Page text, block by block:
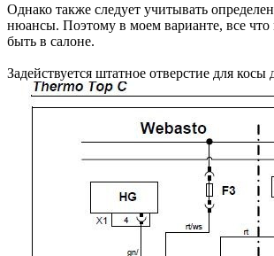
Однако также следует учитывать
нюансы. Поэтому в моем варианте, все
быть в салоне.
Задействуется штатное отверстие для косы